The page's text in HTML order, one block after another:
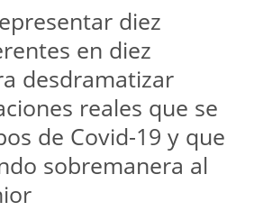
diez
en diez
desdramatizar
reales que se
de Covid-19 y que
sobremanera al